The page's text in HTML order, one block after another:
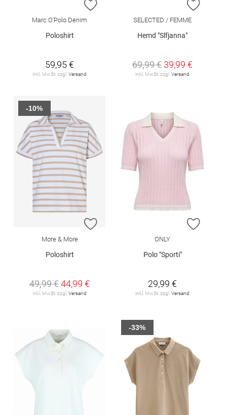
ZUR WUNSCHLISTE HINZUFÜGEN
Marc O'Polo Denim
Poloshirt
59,95 €
inkl. MwSt. zzgl.Versand
ZUR
SELECTED / FEMME
Hemd "Slfjanna"
69,99 € 39,99 €
inkl. MwSt. zzgl.Versand
ZUR WUNSCHLISTE HINZUFÜGEN
More & More
Poloshirt
49,99 €44,99 €
inkl. MwSt. zzgl.Versand
-10%
ZUR
ONLY
Polo "Sporti"
29,99 €
inkl. MwSt. zzgl.Versand
-33%